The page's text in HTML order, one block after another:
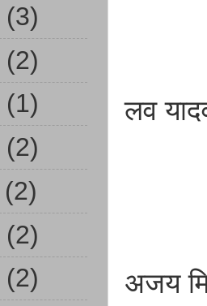
लव
अजय
(3)
(2)
(1)
(2)
(2)
(2)
(2)